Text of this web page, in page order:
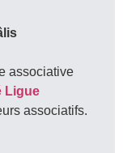
associative
Ligue
associatifs.